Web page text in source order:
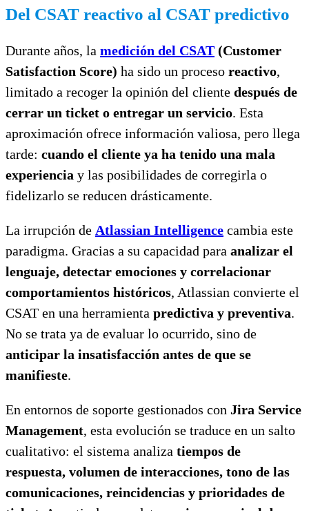
Del CSAT reactivo al CSAT predictivo
Durante años, la medición del CSAT (Customer
Satisfaction Score) ha sido un proceso reactivo,
limitado a recoger la opinión del cliente después de
cerrar un ticket o entregar un servicio. Esta
aproximación ofrece información valiosa, pero llega
tarde: cuando el cliente ya ha tenido una mala
experiencia y las posibilidades de corregirla o
fidelizarlo se reducen drásticamente.
La irrupción de Atlassian Intelligence cambia este
paradigma. Gracias a su capacidad para analizar el
lenguaje, detectar emociones y correlacionar
comportamientos históricos, Atlassian convierte el
CSAT en una herramienta predictiva y preventiva.
No se trata ya de evaluar lo ocurrido, sino de
anticipar la insatisfacción antes de que se
manifieste.
En entornos de soporte gestionados con Jira Service
Management, esta evolución se traduce en un salto
cualitativo: el sistema analiza tiempos de
respuesta, volumen de interacciones, tono de las
comunicaciones, reincidencias y prioridades de